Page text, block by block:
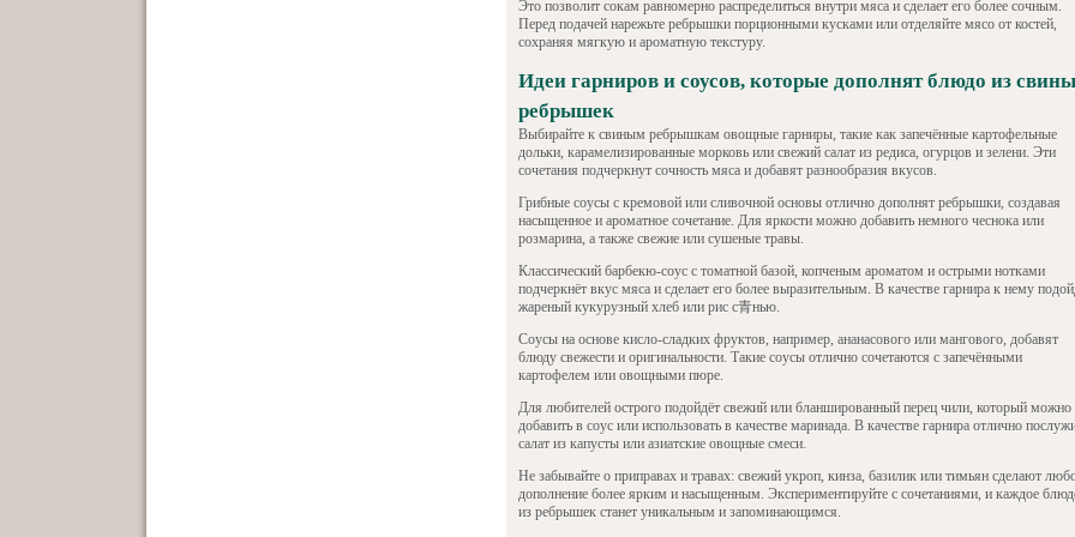
Это позволит сокам равномерно распределиться внутри мяса и сделает его более сочным.
Перед подачей нарежьте ребрышки порционными кусками или отделяйте мясо от костей,
сохраняя мягкую и ароматную текстуру.
Идеи гарниров и соусов, которые дополнят блюдо из
ребрышек
Выбирайте к свиным ребрышкам овощные гарниры, такие как запечённые картофельные
дольки, карамелизированные морковь или свежий салат из редиса, огурцов и зелени. Эти
сочетания подчеркнут сочность мяса и добавят разнообразия вкусов.
Грибные соусы с кремовой или сливочной основы отлично дополнят ребрышки, создавая
насыщенное и ароматное сочетание. Для яркости можно добавить немного чеснока или
розмарина, а также свежие или сушеные травы.
Классический барбекю-соус с томатной базой, копченым ароматом и острыми нотками
подчеркнёт вкус мяса и сделает его более выразительным. В качестве гарнира к нему
жареный кукурузный хлеб или рис с青нью.
Соусы на основе кисло-сладких фруктов, например, ананасового или мангового, добавят
блюду свежести и оригинальности. Такие соусы отлично сочетаются с запечёнными
картофелем или овощными пюре.
Для любителей острого подойдёт свежий или бланшированный перец чили, который можно
добавить в соус или использовать в качестве маринада. В качестве гарнира отлично
салат из капусты или азиатские овощные смеси.
Не забывайте о приправах и травах: свежий укроп, кинза, базилик или тимьян сделают
дополнение более ярким и насыщенным. Экспериментируйте с сочетаниями, и каждое
из ребрышек станет уникальным и запоминающимся.